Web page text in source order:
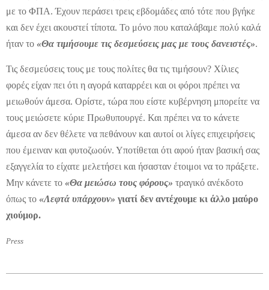
με το ΦΠΑ. Έχουν περάσει τρεις εβδομάδες από τότε που βγήκε
και δεν έχει ακουστεί τίποτα. Το μόνο που καταλάβαμε πολύ καλά
ήταν το «Θα τιμήσουμε τις δεσμεύσεις μας με τους δανειστές».
Τις δεσμεύσεις τους με τους πολίτες θα τις τιμήσουν? Χίλιες
φορές είχαν πει ότι η αγορά καταρρέει και οι φόροι πρέπει να
μειωθούν άμεσα. Ορίστε, τώρα που είστε κυβέρνηση μπορείτε να
τους μειώσετε κύριε Πρωθυπουργέ. Και πρέπει να το κάνετε
άμεσα αν δεν θέλετε να πεθάνουν και αυτοί οι λίγες επιχειρήσεις
που έμειναν και φυτοζωούν. Υποτίθεται ότι αφού ήταν βασική σας
εξαγγελία το είχατε μελετήσει και ήσασταν έτοιμοι να το πράξετε.
Μην κάνετε το «Θα μειώσω τους φόρους» τραγικό ανέκδοτο
όπως το «Λεφτά υπάρχουν» γιατί δεν αντέχουμε κι άλλο μαύρο
χιούμορ.
Press